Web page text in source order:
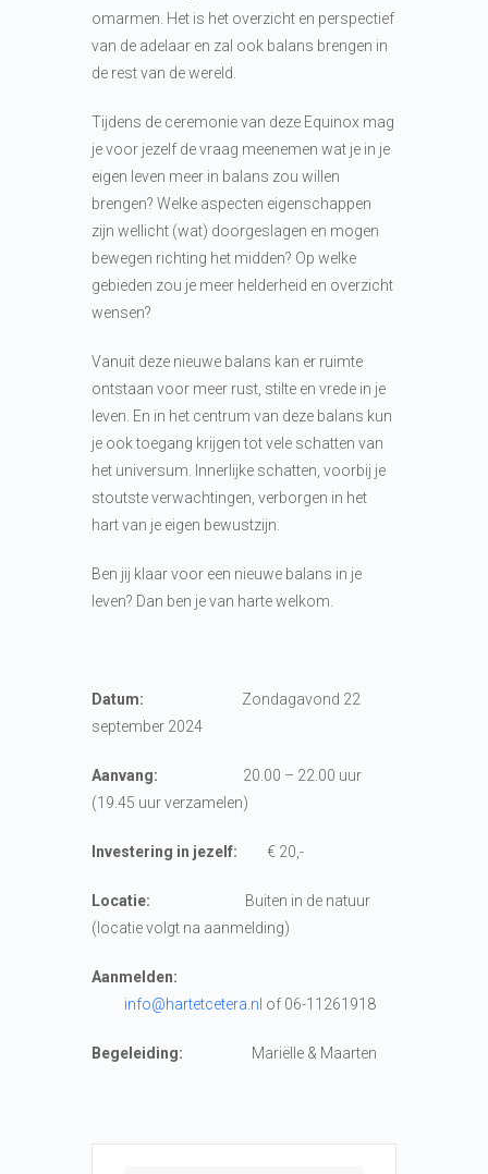
omarmen. Het is het overzicht en perspectief
van de adelaar en zal ook balans brengen in
de rest van de wereld.
Tijdens de ceremonie van deze Equinox mag
je voor jezelf de vraag meenemen wat je in je
eigen leven meer in balans zou willen
brengen? Welke aspecten eigenschappen
zijn wellicht (wat) doorgeslagen en mogen
bewegen richting het midden? Op welke
gebieden zou je meer helderheid en overzicht
wensen?
Vanuit deze nieuwe balans kan er ruimte
ontstaan voor meer rust, stilte en vrede in je
leven. En in het centrum van deze balans kun
je ook toegang krijgen tot vele schatten van
het universum. Innerlijke schatten, voorbij je
stoutste verwachtingen, verborgen in het
hart van je eigen bewustzijn.
Ben jij klaar voor een nieuwe balans in je
leven? Dan ben je van harte welkom.
Datum:
Zondagavond 22
september 2024
Aanvang:
20.00 – 22.00 uur
(19.45 uur verzamelen)
Investering in jezelf: € 20,-
Locatie: Buiten in de natuur
(locatie volgt na aanmelding)
Aanmelden:
info@hartetcetera.nl of 06-11261918
Begeleiding: Mariëlle & Maarten